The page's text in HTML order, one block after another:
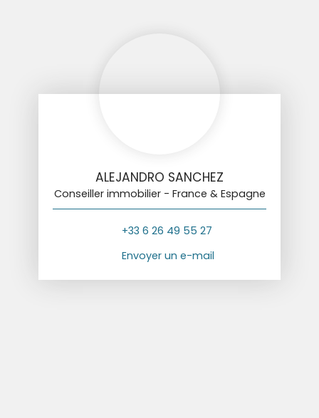
ALEJANDRO SANCHEZ
Conseiller immobilier - France & Espagne
+33 6 26 49 55 27
Envoyer un e-mail